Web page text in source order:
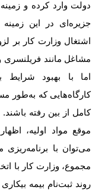
دولت وارد کرده و
جزیره‌ای در این
اشتغال وزارت کار بر
مشاغل مانند
اما با بهبود
کارگاه‌هایی که به‌طور
کامل از بین رفته
موقع مواد اولیه،
می‌توان با
مجموع، وزارت کار با
روند ثبت‌نام بیمه